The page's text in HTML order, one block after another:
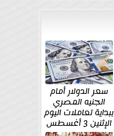
سعر الدولار أمام
الجنيه المصري
ببداية تعاملات اليوم
الإثنين 3 أغسطس